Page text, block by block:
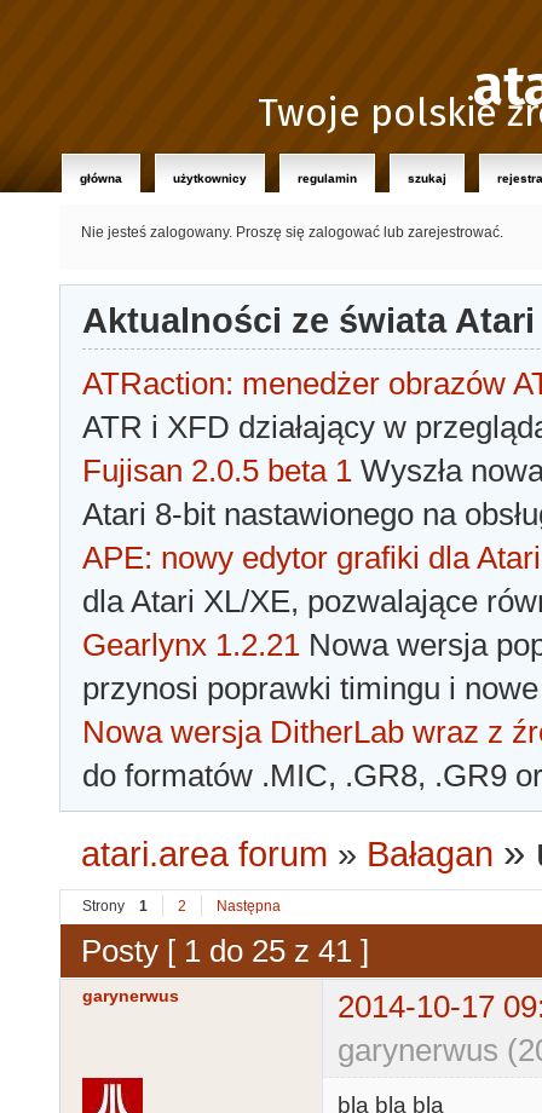
Twoje polskie
główna użytkownicy regulamin szukaj
Nie jesteś zalogowany. Proszę się zalogować lub zarejestrować.
Aktualności ze świata Atari
ATRaction: menedżer obrazów
ATR i XFD działający w
Fujisan 2.0.5 beta 1 Wyszła
Atari 8-bit nastawionego na
APE: nowy edytor grafiki dla Atari
dla Atari XL/XE, pozwalające
Gearlynx 1.2.21 Nowa wersja
przynosi poprawki timingu i
Nowa wersja DitherLab wraz z
do formatów .MIC, .GR8, .GR9
atari.area forum » Bałagan »
Strony 1 2 Następna
Posty [ 1 do 25 z 41 ]
garynerwus
2014-10-17
garynerwus
bla bla bla